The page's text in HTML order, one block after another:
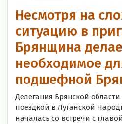
Несмотря на
ситуацию в
Брянщина
необходимое
подшефной
Делегация Брянской
поездкой в Луганской
началась со встречи с